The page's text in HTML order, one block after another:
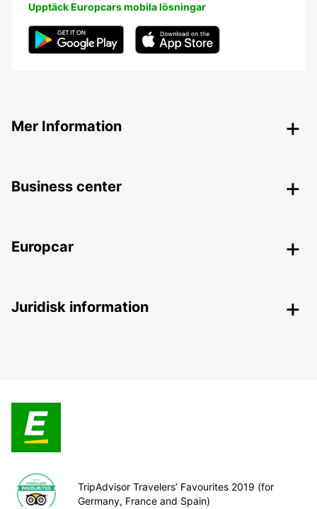
Upptäck Europcars mobila lösningar
Mer Information
Business center
Europcar
Juridisk information
TripAdvisor Travelers’ Favourites 2019 (for
Germany, France and Spain)